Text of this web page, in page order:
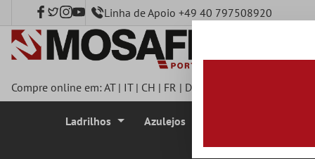
principal Linha de Apoio +49 40 797508920
Compre online em:AT| IT| CH | FR | DE
Ladrilhos Azulejos